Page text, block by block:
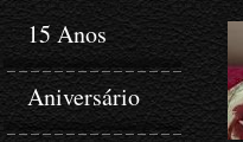
15 Anos
Aniversário